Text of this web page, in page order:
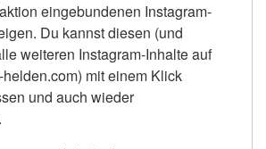
eingebundenen Instagram-
Du kannst diesen (und
weiteren Instagram-Inhalte auf
mit einem Klick
und auch wieder